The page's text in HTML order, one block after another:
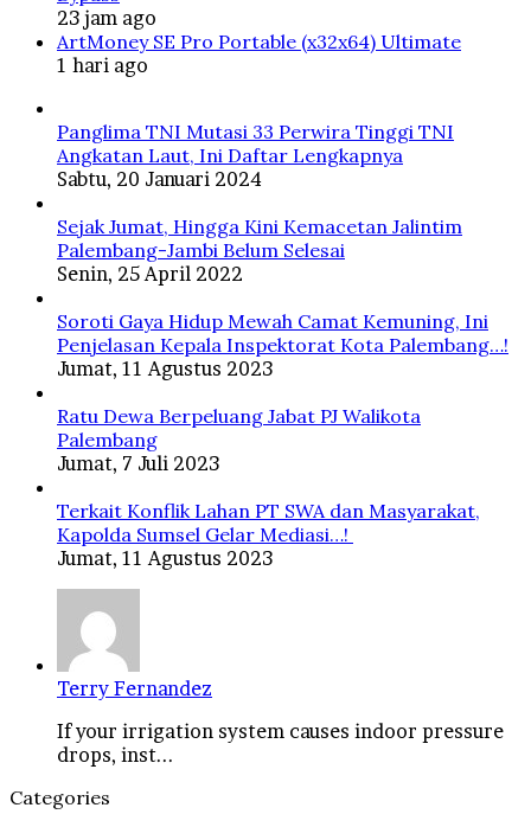
23 jam ago
ArtMoney SE Pro Portable (x32x64) Ultimate
1 hari ago
Panglima TNI Mutasi 33 Perwira Tinggi TNI
Angkatan Laut, Ini Daftar Lengkapnya
Sabtu, 20 Januari 2024
Sejak Jumat, Hingga Kini Kemacetan Jalintim
Palembang-Jambi Belum Selesai
Senin, 25 April 2022
Soroti Gaya Hidup Mewah Camat Kemuning, Ini
Penjelasan Kepala Inspektorat Kota Palembang…!
Jumat, 11 Agustus 2023
Ratu Dewa Berpeluang Jabat PJ Walikota
Palembang
Jumat, 7 Juli 2023
Terkait Konflik Lahan PT SWA dan Masyarakat,
Kapolda Sumsel Gelar Mediasi…!
Jumat, 11 Agustus 2023
Terry Fernandez
If your irrigation system causes indoor pressure
drops, inst...
Categories